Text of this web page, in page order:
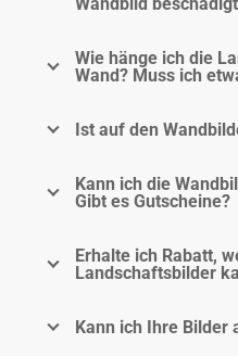
Wandbild
Wie hänge ich die
Wand? Muss ich
Ist auf den
Kann ich die
Gibt es Gutscheine?
Erhalte ich Rabatt,
Landschaftsbilder
Kann ich Ihre Bilder